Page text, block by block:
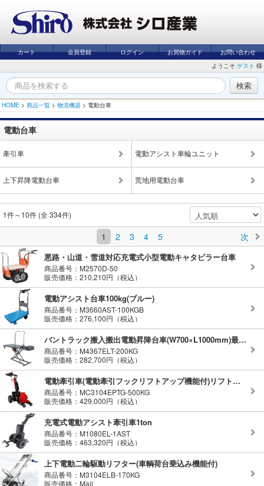
カート 会員登録 ログイン お買物ガイド
お問い合わせ
ようこそ ゲスト 様
HOME > 商品一覧 > 物流機器 > 電動台車
電動台車
牽引車 電動アシスト車輪ユニット
上下昇降電動台車 荒地用電動台車
1件～10件 (全 334件)
1 2 3 4 5 次
悪路・山道・雪道対応充電式小型電動キャタピラー台車
商品番号：M2570D-50
販売価格：210,210円（税込）
電動アシスト台車100kg(ブルー)
商品番号：M3660AST-100KGB
販売価格：276,100円（税込）
バントラック搬入搬出電動昇降台車(W700×L1000mm)最大積載量200kg
商品番号：M4367ELT-200KG
販売価格：282,700円（税込）
電動牽引車(電動牽引フックリフトアップ機能付)リフトアップ300Kg牽引力1.5ton
商品番号：MC3104EPTG-500KG
販売価格：429,000円（税込）
充電式電動アシスト牽引車1ton
商品番号：M1080EL-1AST
販売価格：463,320円（税込）
上下電動二輪駆動リフター(車輌荷台乗込み機能付)
商品番号：M3104ELB-170KG
販売価格：Mail